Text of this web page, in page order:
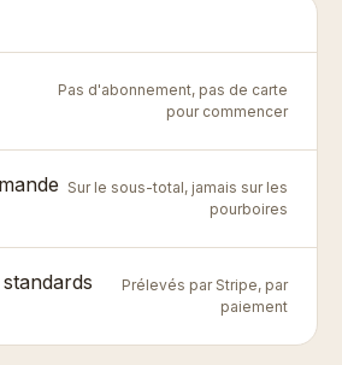
Pas d'abonnement, pas de carte
pour commencer
Sur le sous-total, jamais sur les
pourboires
Prélevés par Stripe, par
paiement